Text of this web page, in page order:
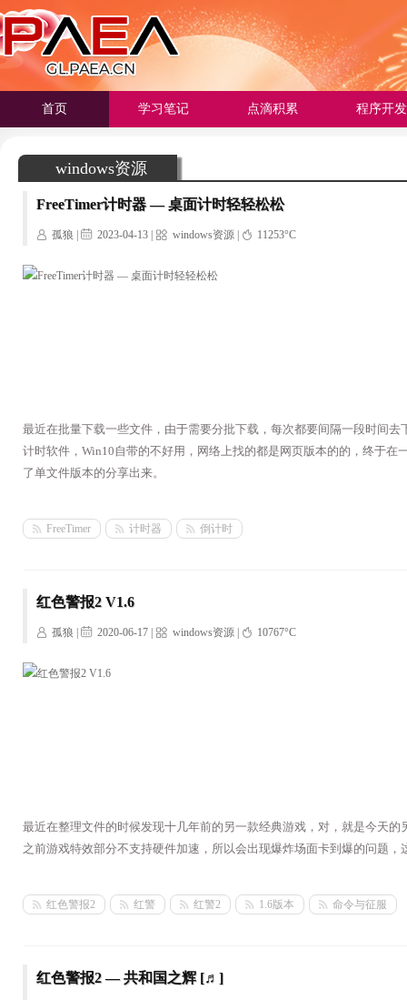
首页 学习笔记 点滴积累 程序开发
windows资源
FreeTimer计时器 — 桌面计时轻轻松松
孤狼 | 2023-04-13 | windows资源 11253°C
最近在批量下载一些文件，由于需要分批下载，每次都要间隔一段时间
计时软件，Win10自带的不好用，网络上找的都是网页版本的的，终于
了单文件版本的分享出来。
FreeTimer 计时器 倒计时
红色警报2 V1.6
孤狼 | 2020-06-17 | windows资源 10767°C
最近在整理文件的时候发现十几年前的另一款经典游戏，对，就是今天
之前游戏特效部分不支持硬件加速，所以会出现爆炸场面卡到爆的问题
红色警报2 红警 红警2 1.6版本 命令与征服
红色警报2 — 共和国之辉 [♬]